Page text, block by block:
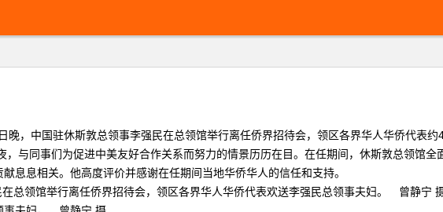
中国驻休斯敦总领事李强民在总领馆举行离任侨界招待会，领区各界华人华侨代表约
同事们为促进中美友好合作关系而努力的情景历历在目。在任期间，休斯敦总领馆全
息息相关。他高度评价并感谢在任期间当地华侨华人的信任和支持。